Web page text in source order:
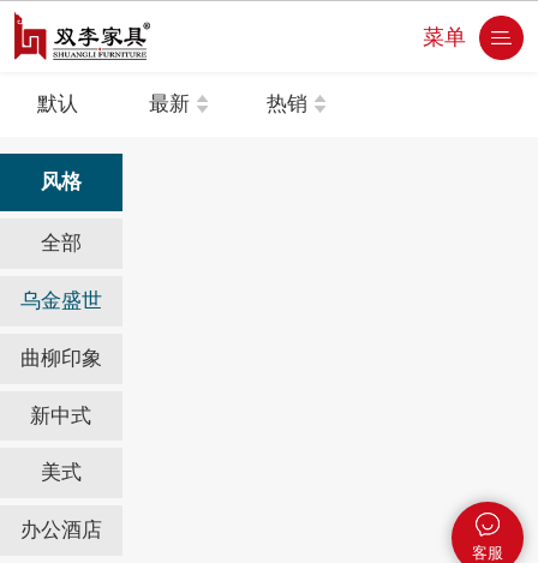
菜单
客服
默认 最新 热销
风格
全部
乌金盛世
曲柳印象
新中式
美式
办公酒店